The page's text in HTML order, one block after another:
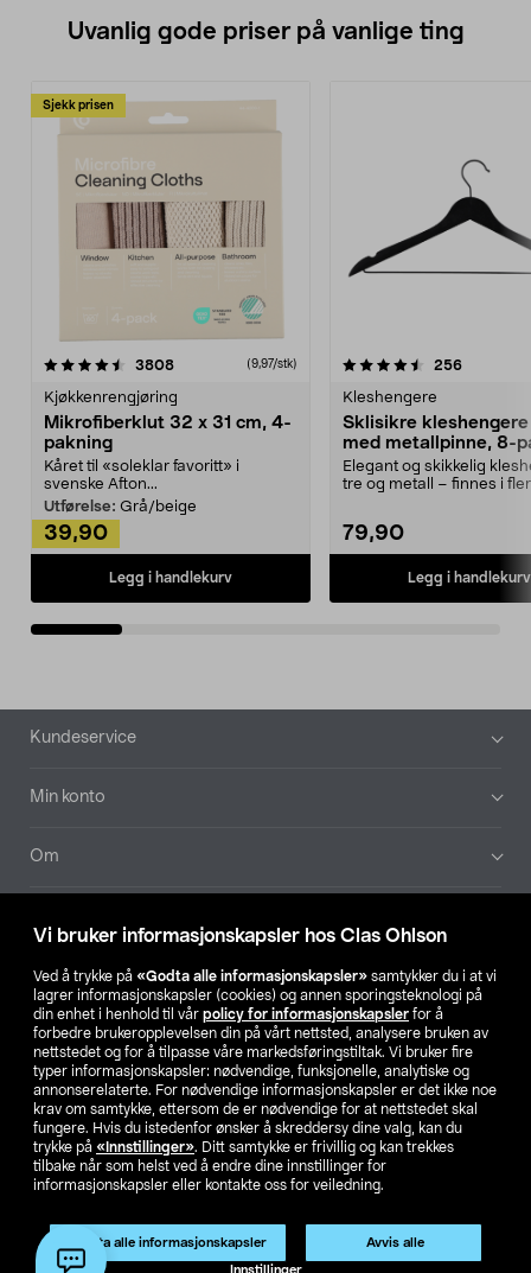
Vi bruker informasjonskapsler hos Clas Ohlson
Ved å trykke på «Godta alle informasjonskapsler» samtykker du i at vi
lagrer informasjonskapsler (cookies) og annen sporingsteknologi på
din enhet i henhold til vår policy for informasjonskapsler for å
forbedre brukeropplevelsen din på vårt nettsted, analysere bruken av
nettstedet og for å tilpasse våre markedsføringstiltak. Vi bruker fire
typer informasjonskapsler: nødvendige, funksjonelle, analytiske og
annonserelaterte. For nødvendige informasjonskapsler er det ikke noe
krav om samtykke, ettersom de er nødvendige for at nettstedet skal
fungere. Hvis du istedenfor ønsker å skreddersy dine valg, kan du
trykke på «Innstillinger». Ditt samtykke er frivillig og kan trekkes
tilbake når som helst ved å endre dine innstillinger for
informasjonskapsler eller kontakte oss for veiledning.
Godta alle informasjonskapsler Avvis alle
Innstillinger
Uvanlig gode priser på vanlige ting
Sjekk prisen
3808anmeldelser(9,97/stk)
Kjøkkenrengjøring
Mikrofiberklut 32 x 31 cm, 4-
pakning
Kåret til «soleklar favoritt» i
svenske Afton...
Utførelse: Grå/beige
39,90
Legg i handlekurv
4.5av 5 stjerner 256
Kleshengere
Sklisikre
med metallpinne, 8-
Elegant og skikkelig
tre og metall – finnes i
79,90
Legg i handlekurv
4.5av 5 stjerner
Bunntekst
Kundeservice
Min konto
Om
Våre selskaper
Finn din butikk
SE NO FI
Privacy statement Medlemsvilkår Kjøpsvilkår
For bedrifter